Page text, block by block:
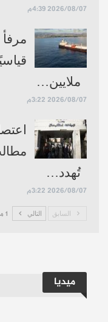
الحسكة 39/23
والخرافات.. هل
حساباتنا:فيسبوك
2026/08/07 4:39م
ملايين…
2026/08/07 3:22م
تُهدد…
2026/08/07 3:22م
السابق التالي 1 من 2٬603
ميديا